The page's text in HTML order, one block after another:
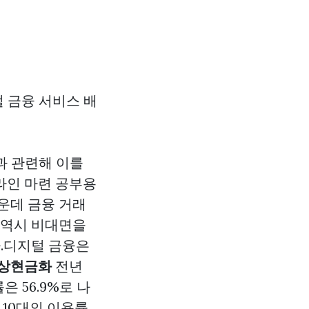
금융 서비스 배
관련해 이를
인 마련 공부용
데 금융 거래
시 비대면을
지털 금융은
현금화전년
56.9%로 나